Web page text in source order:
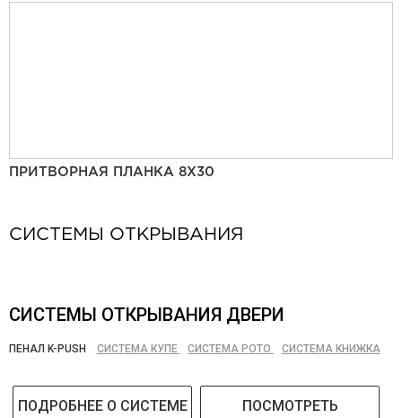
ПРИТВОРНАЯ ПЛАНКА 8Х30
СИСТЕМЫ ОТКРЫВАНИЯ
СИСТЕМЫ ОТКРЫВАНИЯ ДВЕРИ
ПЕНАЛ K-PUSH СИСТЕМА КУПЕ СИСТЕМА РОТО СИСТЕМА КНИЖКА
ПОДРОБНЕЕ О СИСТЕМЕ
ПОСМОТРЕТЬ